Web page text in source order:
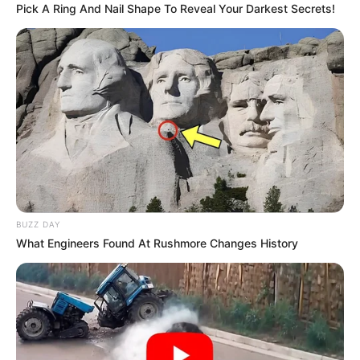
Le Bruit d’écurie:8 GIANT MADRIK
Analyse et Pronostic Quinté Prix de Mortain
à Vincennes : Trois chevaux à suivre de près
Le Quinté+ du lundi 25 août à Vincennes, le Prix de
Mortain, promet une épreuve indécise sur 2 850 mètres
grande piste. Seize concurrents d’âge vont en découdre, et
certains profils attirent particulièrement notre attention.
Parmi eux,5 FALCOM DU BOCAGE,11 FLASH MONEYet8
GIANT MADRIKprésentent chacun des arguments pour
Analyse de la candidature du 5 FALCOM DU
BOCAGE : un vétéran qui retrouve des
couleurs
Pick A Ring And Nail Shape To Reveal Your Darkest Secrets!
BUZZ DAY
What Engineers Found At Rushmore Changes History